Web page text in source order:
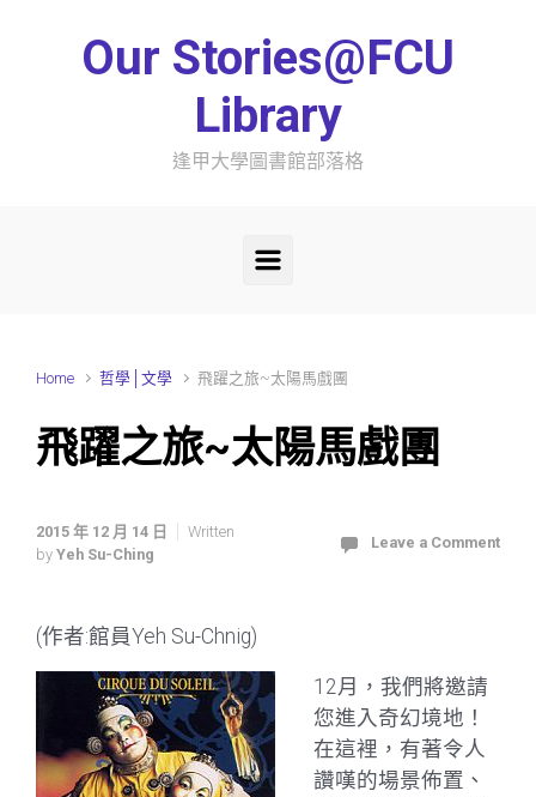
Our Stories@FCU
Library
逢甲大學圖書館部落格
Home 哲學│文學 飛躍之旅~太陽馬戲團
飛躍之旅~太陽馬戲團
2015 年 12 月 14 日
Written
by Yeh Su-Ching
Leave a Comment
(作者:館員Yeh Su-Chnig)
12月，我們將邀請
您進入奇幻境地！
在這裡，有著令人
讚嘆的場景佈置、